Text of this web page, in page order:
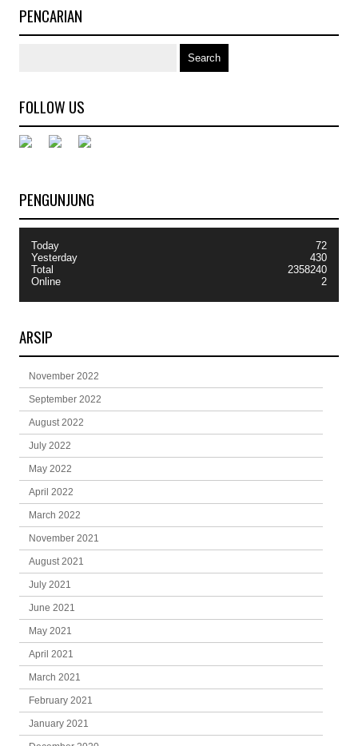
PENCARIAN
FOLLOW US
PENGUNJUNG
Today
Yesterday
Total
Online
72
430
2358240
2
ARSIP
November 2022
September 2022
August 2022
July 2022
May 2022
April 2022
March 2022
November 2021
August 2021
July 2021
June 2021
May 2021
April 2021
March 2021
February 2021
January 2021